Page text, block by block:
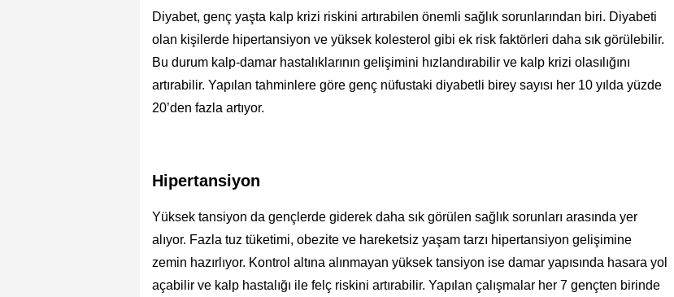
Diyabet, genç yaşta kalp krizi riskini artırabilen önemli sağlık sorunlarından biri. Diyabeti
olan kişilerde hipertansiyon ve yüksek kolesterol gibi ek risk faktörleri daha sık görülebilir.
Bu durum kalp-damar hastalıklarının gelişimini hızlandırabilir ve kalp krizi olasılığını
artırabilir. Yapılan tahminlere göre genç nüfustaki diyabetli birey sayısı her 10 yılda yüzde
20’den fazla artıyor.
Hipertansiyon
Yüksek tansiyon da gençlerde giderek daha sık görülen sağlık sorunları arasında yer
alıyor. Fazla tuz tüketimi, obezite ve hareketsiz yaşam tarzı hipertansiyon gelişimine
zemin hazırlıyor. Kontrol altına alınmayan yüksek tansiyon ise damar yapısında hasara yol
açabilir ve kalp hastalığı ile felç riskini artırabilir. Yapılan çalışmalar her 7 gençten birinde